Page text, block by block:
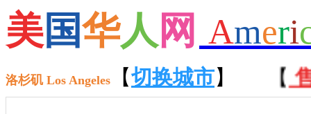
美国华人 网 Ameri
洛杉矶 Los Angeles 【切换城市】
【招聘】 【租房 售